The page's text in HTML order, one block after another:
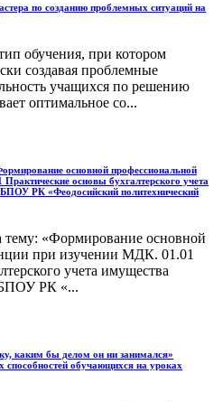
по созданию проблемных ситуаций на
обучения, при котором
создавая проблемные
учащихся по решению
оптимальное со...
основной профессиональной
основы бухгалтерского учета
РК «Феодосийский политехнический
тему: «Формирование основной
при изучении МДК. 01.01
учета имущества
РК «...
каким бы делом он ни занимался»
обучающихся на уроках